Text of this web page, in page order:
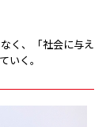
く、「社会に与え
いく。